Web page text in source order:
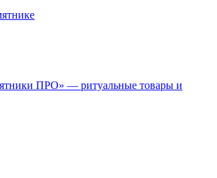
ПРО» — ритуальные товары и